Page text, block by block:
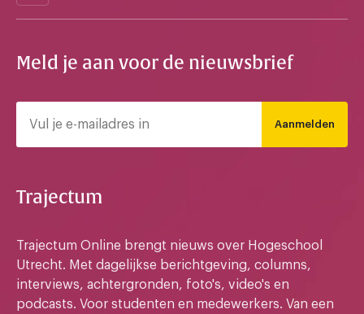
Meld je aan voor de nieuwsbrief
Aanmelden
Trajectum
Trajectum Online brengt nieuws over Hogeschool
Utrecht. Met dagelijkse berichtgeving, columns,
interviews, achtergronden, foto's, video's en
podcasts. Voor studenten en medewerkers. Van een